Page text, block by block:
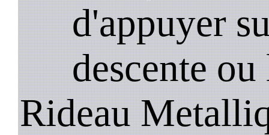
d'appuyer
descente
Rideau